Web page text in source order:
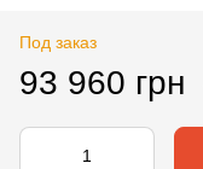
Под заказ
93 960 грн